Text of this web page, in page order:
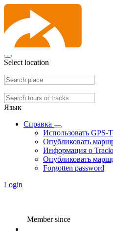
Select location
Язык
Справка
Использовать GPS-
Опубликовать
Информация о
Опубликовать
Forgotten password
Login
Member since